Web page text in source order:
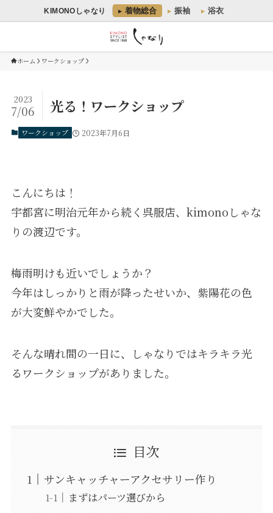
KIMONOしゃなり 着物総合 振袖 浴衣
ホーム ワークショップ
光る！ワークショップ
2023
7/06
ワークショップ 2023年7月6日
こんにちは！
宇都宮に明治元年から続く呉服店、kimonoしゃな
りの渡辺です。
梅雨明けも近いでしょうか？
今年はしっかりと雨が降ったせいか、紫陽花の色
が大変鮮やかでした。
そんな晴れ間の一日に、しゃなりではキラキラ光
るワークショップがありました。
目次
サンキャッチャーアクセサリー作り
まずはパーツ選びから